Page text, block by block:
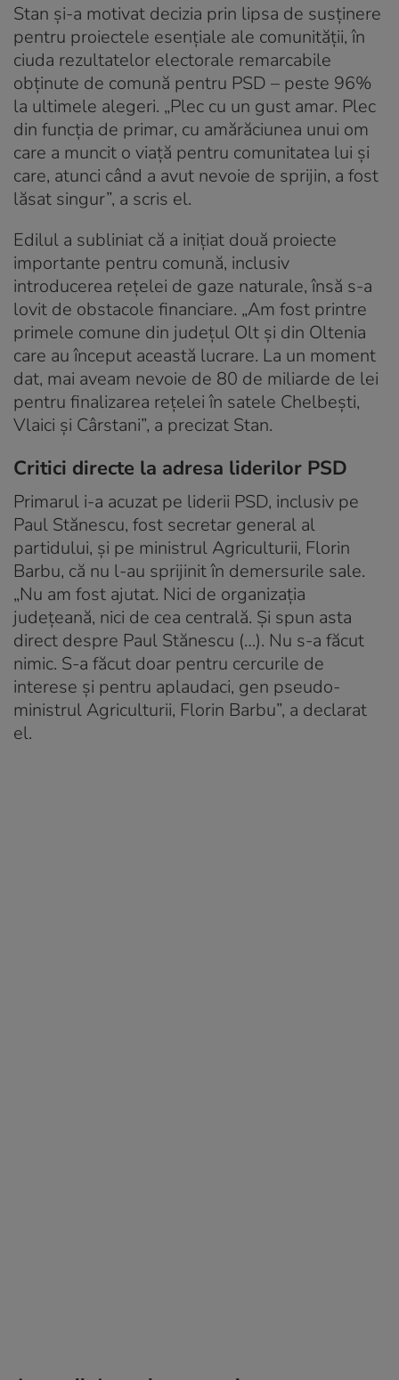
Stan și-a motivat decizia prin lipsa de susținere
pentru proiectele esențiale ale comunității, în
ciuda rezultatelor electorale remarcabile
obținute de comună pentru PSD – peste 96%
la ultimele alegeri. „Plec cu un gust amar. Plec
din funcția de primar, cu amărăciunea unui om
care a muncit o viață pentru comunitatea lui și
care, atunci când a avut nevoie de sprijin, a fost
lăsat singur”, a scris el.
Edilul a subliniat că a inițiat două proiecte
importante pentru comună, inclusiv
introducerea rețelei de gaze naturale, însă s-a
lovit de obstacole financiare. „Am fost printre
primele comune din județul Olt și din Oltenia
care au început această lucrare. La un moment
dat, mai aveam nevoie de 80 de miliarde de lei
pentru finalizarea rețelei în satele Chelbești,
Vlaici și Cârstani”, a precizat Stan.
Critici directe la adresa liderilor PSD
Primarul i-a acuzat pe liderii PSD, inclusiv pe
Paul Stănescu, fost secretar general al
partidului, și pe ministrul Agriculturii, Florin
Barbu, că nu l-au sprijinit în demersurile sale.
„Nu am fost ajutat. Nici de organizația
județeană, nici de cea centrală. Și spun asta
direct despre Paul Stănescu (…). Nu s-a făcut
nimic. S-a făcut doar pentru cercurile de
interese și pentru aplaudaci, gen pseudo-
ministrul Agriculturii, Florin Barbu”, a declarat
el.